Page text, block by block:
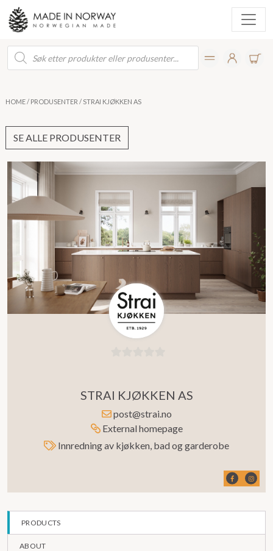
Products
search
HOME/ PRODUSENTER / STRAI KJØKKEN AS
SE ALLE PRODUSENTER
of
5
STRAI KJØKKEN AS
post@strai.no
External homepage
Innredning av kjøkken, bad og garderobe
PRODUCTS
ABOUT